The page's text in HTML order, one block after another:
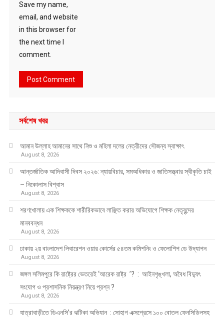
Save my name,
email, and website
in this browser for
the next time I
comment.
সর্বশেষ খবর
আমান উল্লাহ আমানের সাথে নিশু ও মহিলা দলের নেত্রীদের সৌজন্য স্বাক্ষাৎ
August 8, 2026
আন্তর্জাতিক আদিবাসী দিবস ২০২৬: ন্যায়বিচার, সমঅধিকার ও জাতিসত্ত্বার স্বীকৃতি চাই
– নিকোলাস বিশ্বাস
August 8, 2026
শরণখোলায় এক শিক্ষককে শারীরিকভাবে লাঞ্ছিত করার অভিযোগে শিক্ষক নেতৃবৃন্দের
মানববন্ধন
August 8, 2026
ঢাকায় ২য় বাংলাদেশ লিবারেশন ওয়ার কোর্সের ৫৪তম কমিশনিং ও ফেলোশিপ ডে উদ্‌যাপন
August 8, 2026
জঙ্গল সলিমপুরে কি রাষ্ট্রের ভেতরেই ‘আরেক রাষ্ট্র ’? : আইনশৃঙ্খলা, অবৈধ বিদ্যুৎ
সংযোগ ও প্রশাসনিক নিয়ন্ত্রণ নিয়ে প্রশ্ন ?
August 8, 2026
যাত্রাবাড়ীতে ডিএনসি’র ঝটিকা অভিযান : সোহাগ এক্সপ্রেসে ১০০ বোতল ফেনসিডিলসহ